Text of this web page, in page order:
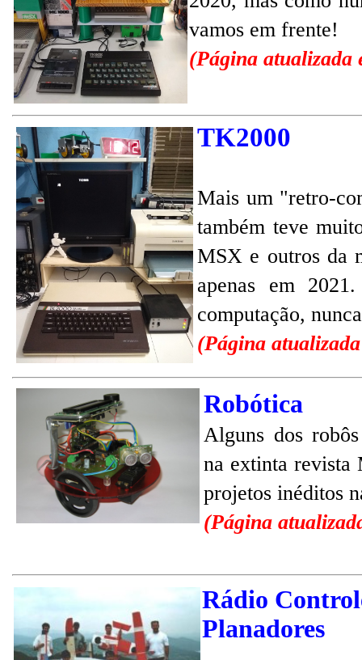
vamos em frente!
(Página atualizada
TK2000
Mais um "retro-
também teve
MSX e outros da
apenas em
computação,
(Página
Robótica
Alguns dos
na extinta revista
projetos inéditos
(Página
Rádio
Planadores